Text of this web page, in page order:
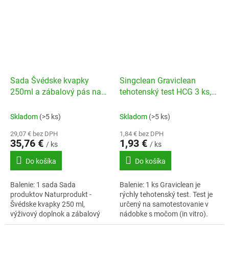
Sada Švédske kvapky
250ml a zábalový pás na
Skladom (>5 ks)
29,07 € bez DPH
35,76 € / ks
Do košíka
Balenie: 1 sada Sada
produktov Naturprodukt -
Švédske kvapky 250 ml,
výživový doplnok a zábalový
pás na krk a šiju, zdravotnícka
Singclean Graviclean
tehotenský test HCG 3 ks,
Skladom (>5 ks)
1,84 € bez DPH
1,93 € / ks
Do košíka
Balenie: 1 ks Graviclean je
rýchly tehotenský test. Test je
určený na samotestovanie v
nádobke s močom (in vitro).
Zdravotnícka pomôcka.